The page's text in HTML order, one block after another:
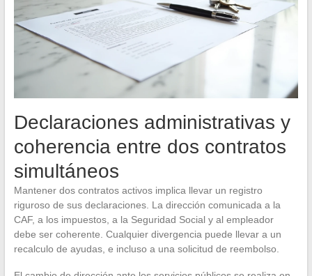
Declaraciones administrativas y
coherencia entre dos contratos
simultáneos
Mantener dos contratos activos implica llevar un registro
riguroso de sus declaraciones. La dirección comunicada a la
CAF, a los impuestos, a la Seguridad Social y al empleador
debe ser coherente. Cualquier divergencia puede llevar a un
recalculo de ayudas, e incluso a una solicitud de reembolso.